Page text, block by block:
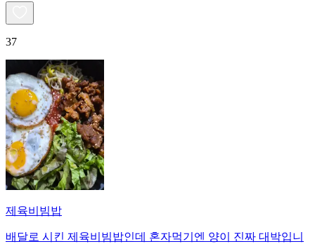
37
제육비빔밥
배달로 시킨 제육비빔밥인데 혼자먹기엔 양이 진짜 대박입니